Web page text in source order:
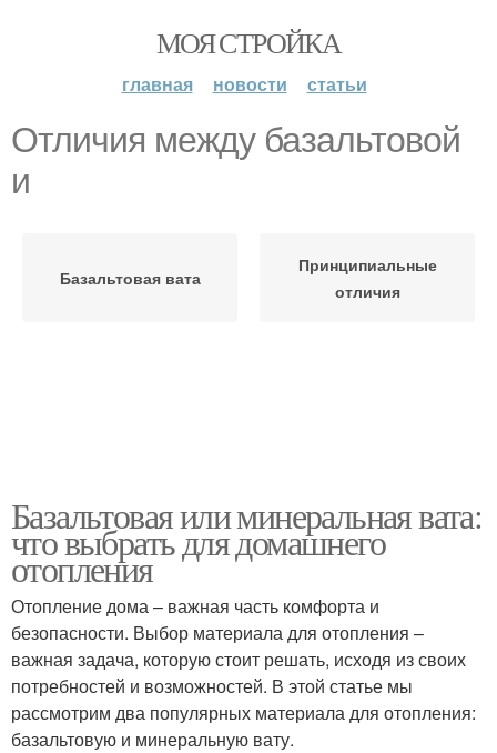
МОЯ СТРОЙКА
главная новости статьи
Отличия между базальтовой
и
Базальтовая вата
Принципиальные
отличия
Базальтовая или минеральная вата:
что выбрать для домашнего
отопления
Отопление дома – важная часть комфорта и
безопасности. Выбор материала для отопления –
важная задача, которую стоит решать, исходя из своих
потребностей и возможностей. В этой статье мы
рассмотрим два популярных материала для отопления:
базальтовую и минеральную вату.